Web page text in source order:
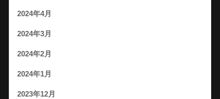
2024年4月
2024年3月
2024年2月
2024年1月
2023年12月